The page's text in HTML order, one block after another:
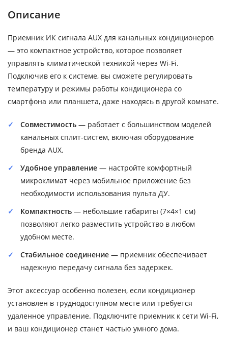
Описание
Приемник ИК сигнала AUX для канальных кондиционеров
— это компактное устройство, которое позволяет
управлять климатической техникой через Wi-Fi.
Подключив его к системе, вы сможете регулировать
температуру и режимы работы кондиционера со
смартфона или планшета, даже находясь в другой комнате.
Совместимость — работает с большинством моделей
канальных сплит-систем, включая оборудование
бренда AUX.
Удобное управление — настройте комфортный
микроклимат через мобильное приложение без
необходимости использования пульта ДУ.
Компактность — небольшие габариты (7×4×1 см)
позволяют легко разместить устройство в любом
удобном месте.
Стабильное соединение — приемник обеспечивает
надежную передачу сигнала без задержек.
Этот аксессуар особенно полезен, если кондиционер
установлен в труднодоступном месте или требуется
удаленное управление. Подключите приемник к сети Wi-Fi,
и ваш кондиционер станет частью умного дома.